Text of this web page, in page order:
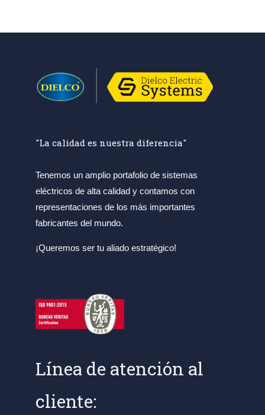
"La calidad es nuestra diferencia"
Tenemos un amplio portafolio de sistemas
eléctricos de alta calidad y contamos con
representaciones de los más importantes
fabricantes del mundo.
¡Queremos ser tu aliado estratégico!
Línea de atención al
cliente: